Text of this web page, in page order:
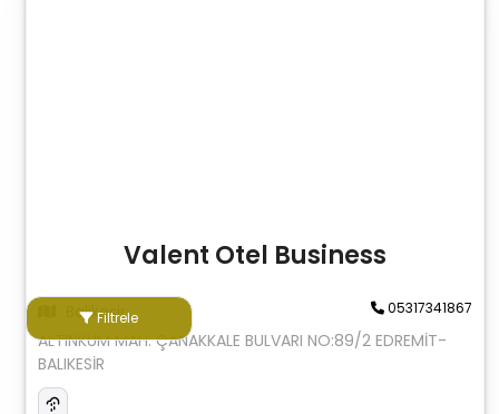
Filtrele
Valent Otel Business
Balıkesir 05317341867
ALTINKUM MAH. ÇANAKKALE BULVARI NO:89/2 EDREMİT-
BALIKESİR